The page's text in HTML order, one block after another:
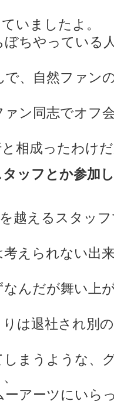
いましたよ。
ちやっている
、自然ファン
ン同志でオフ
と相成ったわけ
ッフとか参加
越えるスタッ
えられない出
んだが舞い上
は退社され別
まうような、
ーアーツにいら